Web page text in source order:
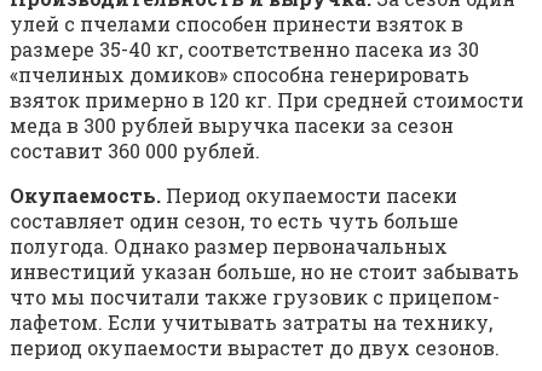
улей с пчелами способен принести взяток в
размере 35-40 кг, соответственно пасека из 30
«пчелиных домиков» способна генерировать
взяток примерно в 120 кг. При средней стоимости
меда в 300 рублей выручка пасеки за сезон
составит 360 000 рублей.
Окупаемость. Период окупаемости пасеки
составляет один сезон, то есть чуть больше
полугода. Однако размер первоначальных
инвестиций указан больше, но не стоит забывать
что мы посчитали также грузовик с прицепом-
лафетом. Если учитывать затраты на технику,
период окупаемости вырастет до двух сезонов.